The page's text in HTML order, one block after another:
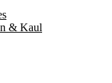
& Kaul